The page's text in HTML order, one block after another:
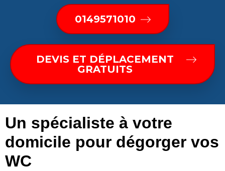
0149571010
DEVIS ET DÉPLACEMENT
GRATUITS
Un spécialiste à votre
domicile pour dégorger vos
WC